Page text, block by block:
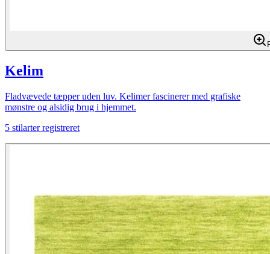
Kelim
Fladvævede tæpper uden luv. Kelimer fascinerer med grafiske
mønstre og alsidig brug i hjemmet.
5 stilarter registreret